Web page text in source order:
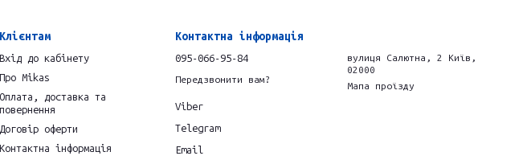
Клієнтам
Вхід до кабінету
Про Mikas
Оплата, доставка та
повернення
Договір оферти
Контактна інформація
Контактна інформація
095-066-95-84
Передзвонити вам?
Viber
Telegram
Email
вулиця Салютна, 2 Київ,
02000
Мапа проїзду